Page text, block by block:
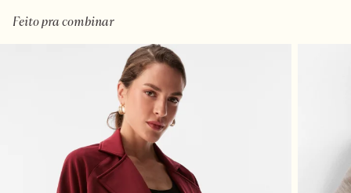
Feito pra combinar